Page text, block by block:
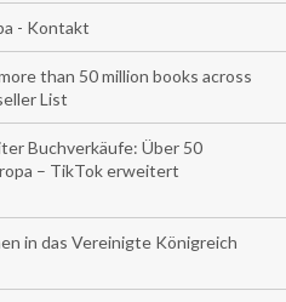
- Kontakt
than 50 million books across
List
Buchverkäufe: Über 50
– TikTok erweitert
in das Vereinigte Königreich